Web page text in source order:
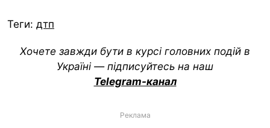
Теги: дтп
Хочете завжди бути в курсі головних подій в
Україні — підписуйтесь на наш
Telegram-канал
Реклама